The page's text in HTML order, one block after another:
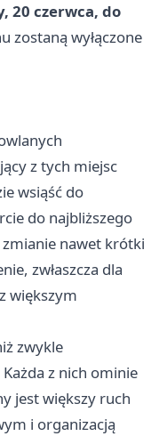
20 czerwca, do
zostaną wyłączone
z tych miejsc
wsiąść do
do najbliższego
nawet krótki
zwłaszcza dla
większym
zwykle
z nich ominie
jest większy ruch
i organizacją